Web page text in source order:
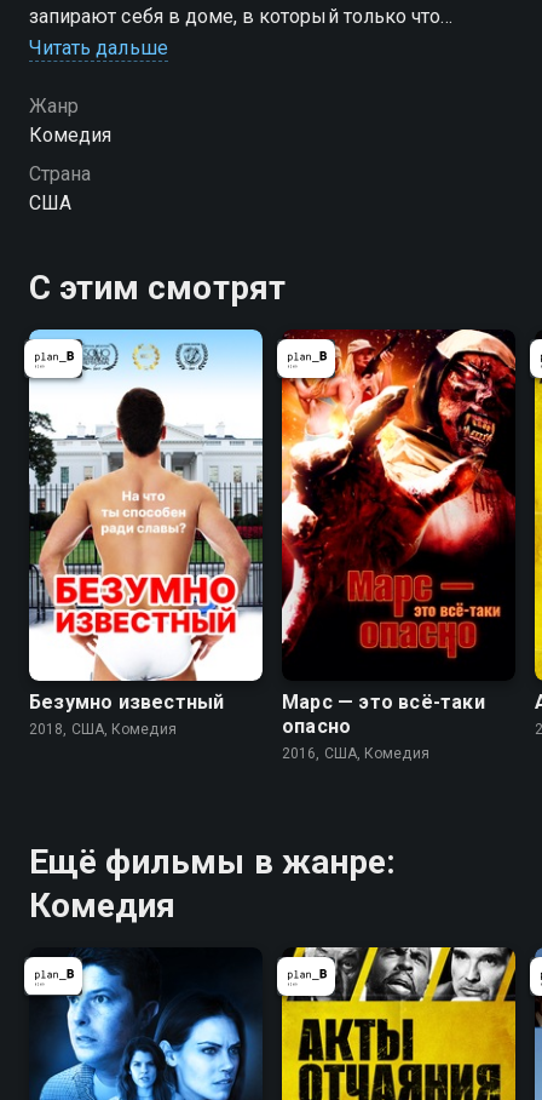
запирают себя в доме, в который только что
забрались.
Читать дальше
Жанр
Комедия
Страна
США
С этим смотрят
Безумно известный
2018, США, Комедия
Марс — это всё-таки
опасно
2016, США, Комедия
Ещё фильмы в жанре:
Комедия